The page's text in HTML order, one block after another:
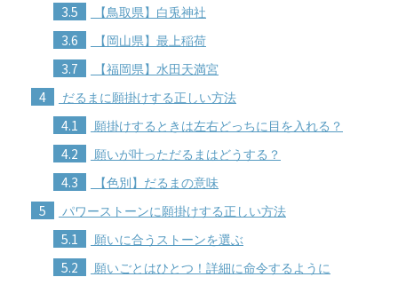
3.5 【鳥取県】白兎神社
3.6 【岡山県】最上稲荷
3.7 【福岡県】水田天満宮
4 だるまに願掛けする正しい方法
4.1 願掛けするときは左右どっちに目を入れる？
4.2 願いが叶っただるまはどうする？
4.3 【色別】だるまの意味
5 パワーストーンに願掛けする正しい方法
5.1 願いに合うストーンを選ぶ
5.2 願いごとはひとつ！詳細に命令するように